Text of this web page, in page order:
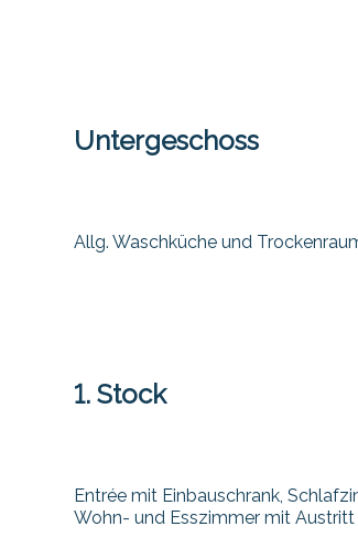
Untergeschoss
Allg. Waschküche und
1. Stock
Entrée mit Einbauschrank,
Wohn- und Esszimmer mit